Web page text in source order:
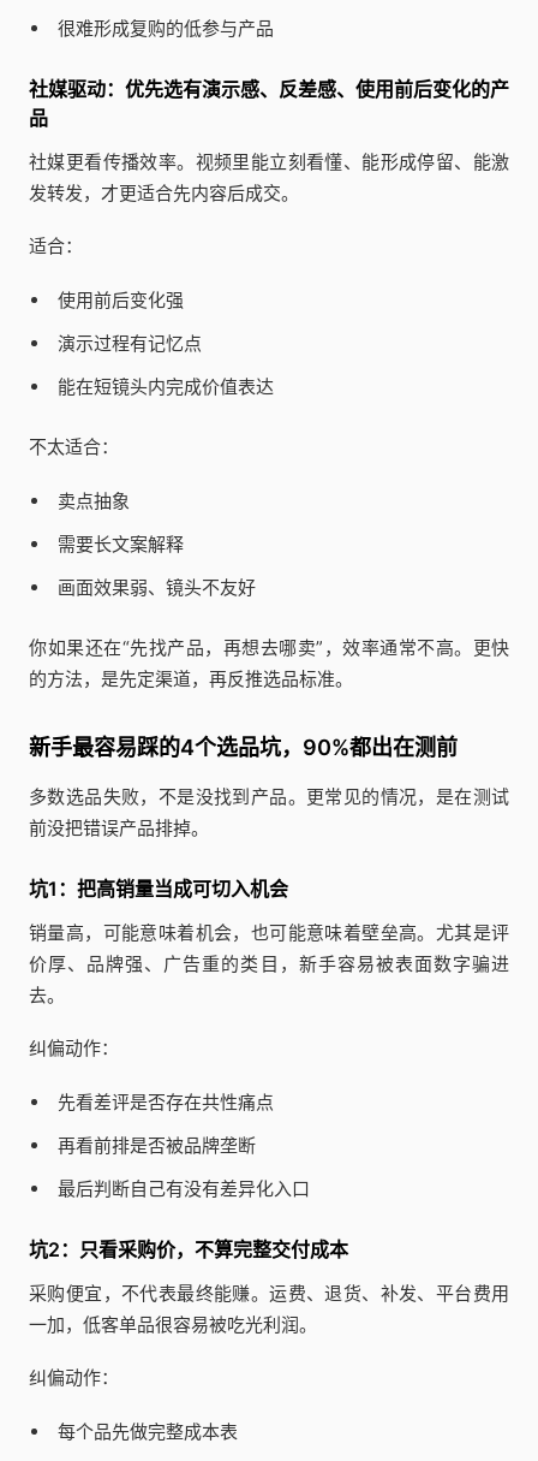
很难形成复购的低参与产品
社媒驱动：优先选有演示感、反差感、使用前后变化的产
品
社媒更看传播效率。视频里能立刻看懂、能形成停留、能激
发转发，才更适合先内容后成交。
适合：
使用前后变化强
演示过程有记忆点
能在短镜头内完成价值表达
不太适合：
卖点抽象
需要长文案解释
画面效果弱、镜头不友好
你如果还在“先找产品，再想去哪卖”，效率通常不高。更快
的方法，是先定渠道，再反推选品标准。
新手最容易踩的4个选品坑，90%都出在测前
多数选品失败，不是没找到产品。更常见的情况，是在测试
前没把错误产品排掉。
坑1：把高销量当成可切入机会
销量高，可能意味着机会，也可能意味着壁垒高。尤其是评
价厚、品牌强、广告重的类目，新手容易被表面数字骗进
去。
纠偏动作：
先看差评是否存在共性痛点
再看前排是否被品牌垄断
最后判断自己有没有差异化入口
坑2：只看采购价，不算完整交付成本
采购便宜，不代表最终能赚。运费、退货、补发、平台费用
一加，低客单品很容易被吃光利润。
纠偏动作：
每个品先做完整成本表